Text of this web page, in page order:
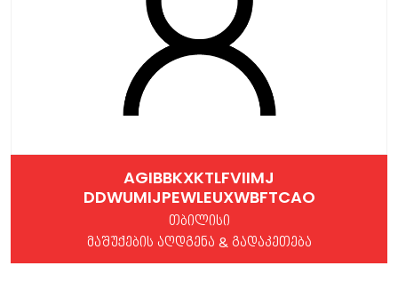
AGIBBKXKTLFVIIMJ
DDWUMIJPEWLEUXWBFTCAO
თბილისი
მაშუქების აღდგენა & გადაკეთება